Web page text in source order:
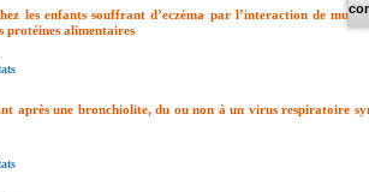
les enfants souffrant d’eczéma par l’interaction de
protéines alimentaires
après une bronchiolite, du ou non à un virus respiratoire